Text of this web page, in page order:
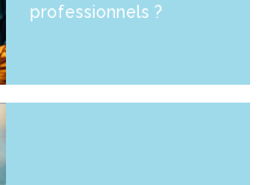
professionnels ?